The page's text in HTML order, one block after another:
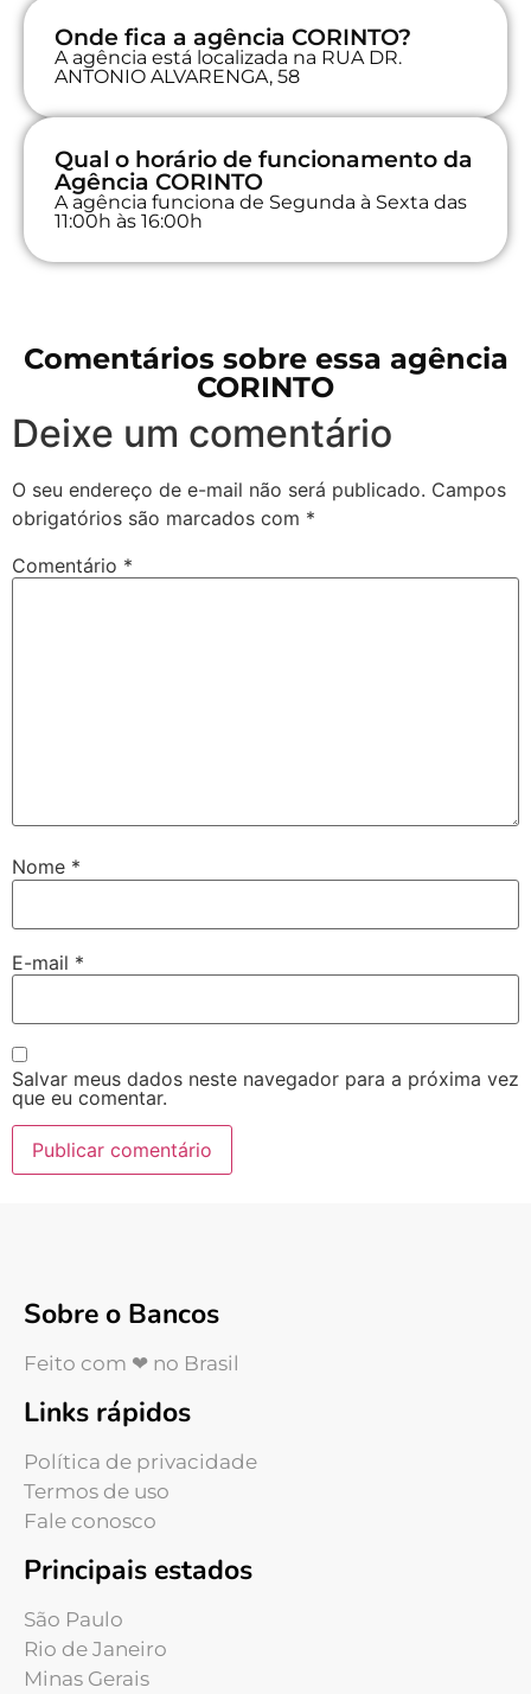
Onde fica a agência CORINTO?
A agência está localizada na RUA DR.
ANTONIO ALVARENGA, 58
Qual o horário de funcionamento da
Agência CORINTO
A agência funciona de Segunda à Sexta das
11:00h às 16:00h
Comentários sobre essa agência
CORINTO
Deixe um comentário
O seu endereço de e-mail não será publicado. Campos
obrigatórios são marcados com *
Comentário *
Nome *
E-mail *
Salvar meus dados neste navegador para a próxima vez
que eu comentar.
Sobre o Bancos
Feito com ❤ no Brasil
Links rápidos
Política de privacidade
Termos de uso
Fale conosco
Principais estados
São Paulo
Rio de Janeiro
Minas Gerais